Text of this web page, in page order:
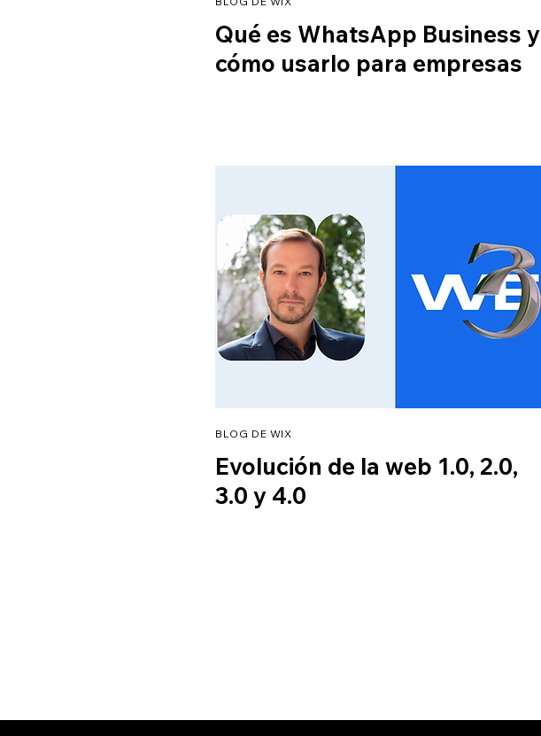
Qué es WhatsApp Business y
cómo usarlo para empresas
BLOG DE WIX
Evolución de la web 1.0, 2.0,
3.0 y 4.0